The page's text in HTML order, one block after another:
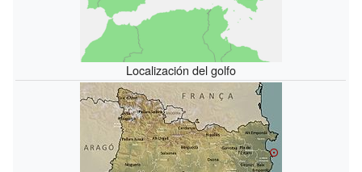
Localización del golfo